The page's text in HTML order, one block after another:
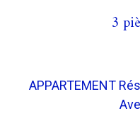
3
APPARTEMENT